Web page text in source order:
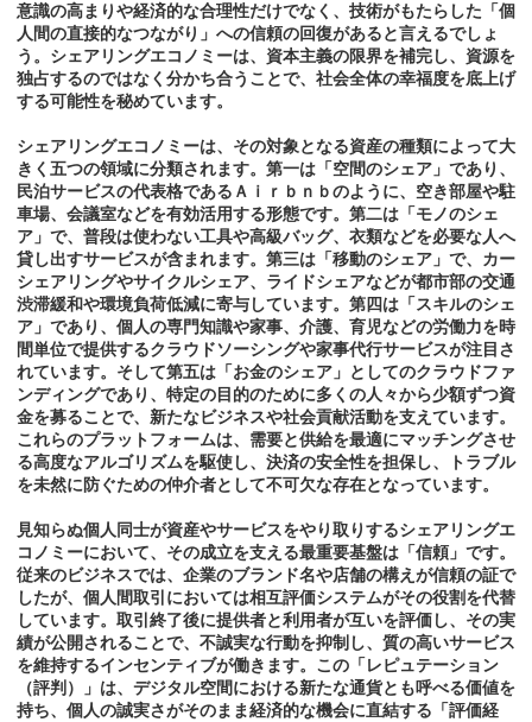
意識の高まりや経済的な合理性だけでなく、技術がもたらした「個
人間の直接的なつながり」への信頼の回復があると言えるでしょ
う。シェアリングエコノミーは、資本主義の限界を補完し、資源を
独占するのではなく分かち合うことで、社会全体の幸福度を底上げ
する可能性を秘めています。
シェアリングエコノミーは、その対象となる資産の種類によって大
きく五つの領域に分類されます。第一は「空間のシェア」であり、
民泊サービスの代表格であるＡｉｒｂｎｂのように、空き部屋や駐
車場、会議室などを有効活用する形態です。第二は「モノのシェ
ア」で、普段は使わない工具や高級バッグ、衣類などを必要な人へ
貸し出すサービスが含まれます。第三は「移動のシェア」で、カー
シェアリングやサイクルシェア、ライドシェアなどが都市部の交通
渋滞緩和や環境負荷低減に寄与しています。第四は「スキルのシェ
ア」であり、個人の専門知識や家事、介護、育児などの労働力を時
間単位で提供するクラウドソーシングや家事代行サービスが注目さ
れています。そして第五は「お金のシェア」としてのクラウドファ
ンディングであり、特定の目的のために多くの人々から少額ずつ資
金を募ることで、新たなビジネスや社会貢献活動を支えています。
これらのプラットフォームは、需要と供給を最適にマッチングさせ
る高度なアルゴリズムを駆使し、決済の安全性を担保し、トラブル
を未然に防ぐための仲介者として不可欠な存在となっています。
見知らぬ個人同士が資産やサービスをやり取りするシェアリングエ
コノミーにおいて、その成立を支える最重要基盤は「信頼」です。
従来のビジネスでは、企業のブランド名や店舗の構えが信頼の証で
したが、個人間取引においては相互評価システムがその役割を代替
しています。取引終了後に提供者と利用者が互いを評価し、その実
績が公開されることで、不誠実な行動を抑制し、質の高いサービス
を維持するインセンティブが働きます。この「レピュテーション
（評判）」は、デジタル空間における新たな通貨とも呼べる価値を
持ち、個人の誠実さがそのまま経済的な機会に直結する「評価経